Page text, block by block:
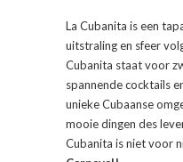
La Cubanita is een
uitstraling en sfeer
Cubanita staat voor
spannende cocktails
unieke Cubaanse
mooie dingen des
Cubanita is niet voor